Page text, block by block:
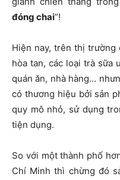
đóng chai”!
Hiện nay, trên thị trường
hòa tan, các loại trà sữa
quán ăn, nhà hàng…
có thương hiệu bởi sản
quy mô nhỏ, sử dụng
tiện dụng.
So với một thành phố
Chí Minh thì chừng đó